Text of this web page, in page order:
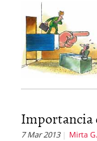
Importancia
7 Mar 2013 Mirta